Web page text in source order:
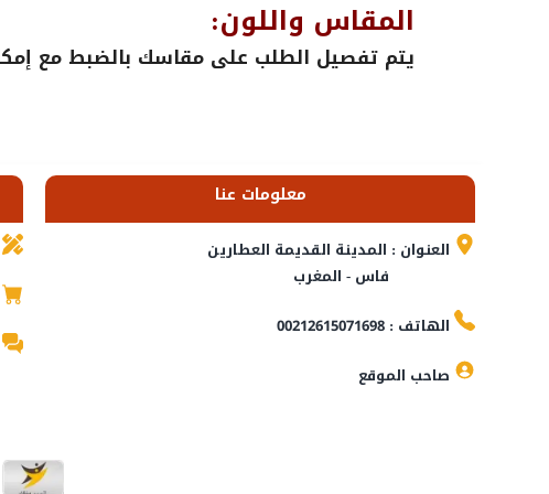
المقاس واللون:
يتم تفصيل الطلب على مقاسك بالضبط مع
معلومات عنا
العنوان : المدينة القديمة العطارين
فاس - المغرب
الهاتف : 00212615071698
صاحب الموقع